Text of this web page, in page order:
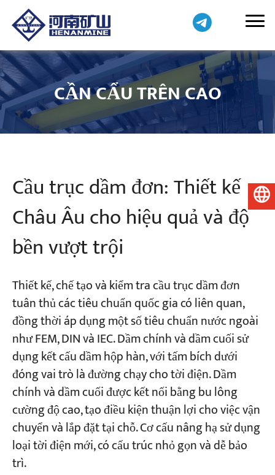
CẦN CẨU TRÊN CAO
Cầu trục dầm đơn: Thiết kế
Châu Âu cho hiệu quả và độ
bền vượt trội
Thiết kế, chế tạo và kiểm tra cầu trục dầm đơn
tuân thủ các tiêu chuẩn quốc gia có liên quan,
đồng thời áp dụng một số tiêu chuẩn nước ngoài
như FEM, DIN và IEC. Dầm chính và dầm cuối sử
dụng kết cấu dầm hộp hàn, với tấm bích dưới
đóng vai trò là đường chạy cho tời điện. Dầm
chính và dầm cuối được kết nối bằng bu lông
cường độ cao, tạo điều kiện thuận lợi cho việc vận
chuyển và lắp đặt tại chỗ. Cơ cấu nâng hạ sử dụng
loại tời điện mới, có cấu trúc nhỏ gọn và dễ bảo
trì.
Tiếng Việt